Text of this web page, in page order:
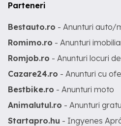
Parteneri
Bestauto.ro - Anunturi auto/
Romimo.ro - Anunturi
Romjob.ro - Anunturi locuri
Cazare24.ro - Anunturi cu
Bestbike.ro - Anunturi moto
Animalutul.ro - Anunturi
Startapro.hu - Ingyenes